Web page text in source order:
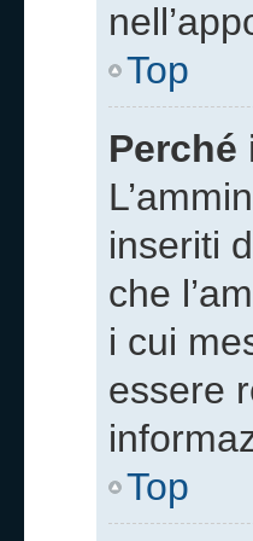
Top
inseriti
che
i cui
essere
Top